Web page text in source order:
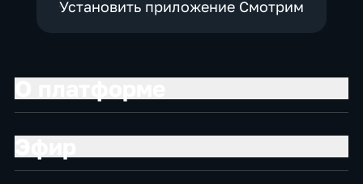
Установить приложение Смотрим